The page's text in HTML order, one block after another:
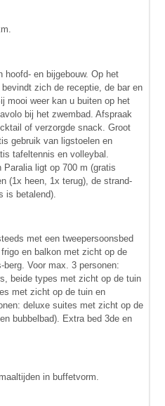
en bijgebouw. Op het
zich de receptie, de bar en
mooi weer kan u buiten op het
bij het zwembad. Afspraak
of verzorgde snack. Groot
gebruik van ligstoelen en
tafeltennis en volleybal.
ligt op 700 m (gratis
(1x heen, 1x terug), de strand­
is betalend).
met een tweepersoonsbed
en balkon met zicht op de
Voor max. 3 personen:
beide types met zicht op de tuin
met zicht op de tuin en
deluxe suites met zicht op de
bubbelbad). Extra bed 3de en
in buffetvorm.